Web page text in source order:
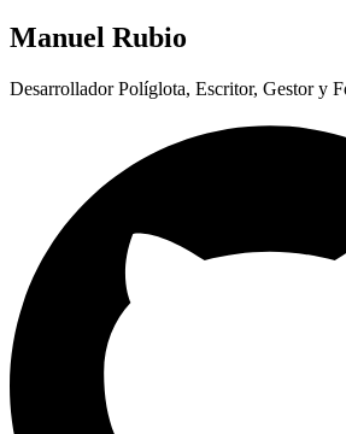
Manuel Rubio
Desarrollador Políglota, Escritor, Gestor y